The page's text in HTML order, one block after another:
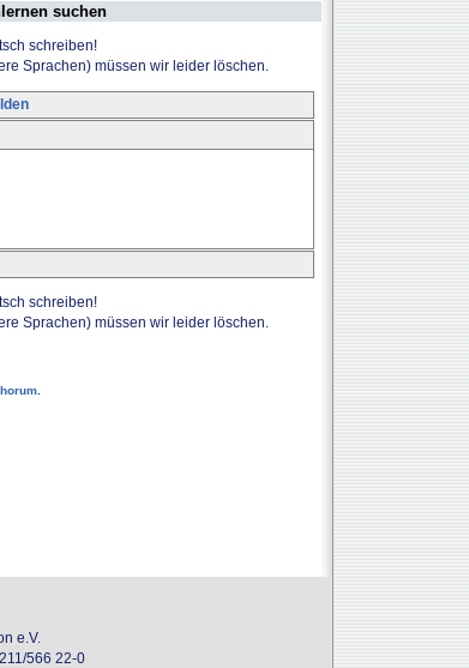
suchen
schreiben!
Sprachen) müssen wir leider löschen.
schreiben!
Sprachen) müssen wir leider löschen.
.
e.V.
566 22-0